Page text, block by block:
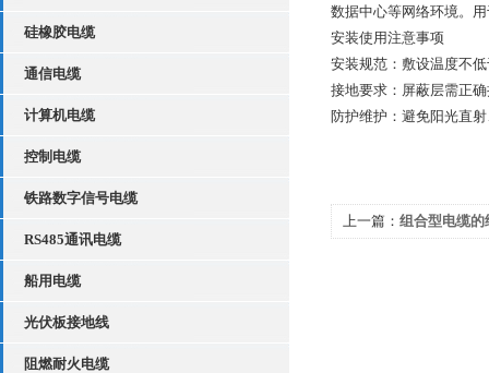
硅橡胶电缆
通信电缆
计算机电缆
控制电缆
铁路数字信号电缆
RS485通讯电缆
船用电缆
光伏板接地线
阻燃耐火电缆
数据中心等网络环境。
安装使用注意事项
安装规范：敷设温度不
接地要求：屏蔽层需正
防护维护：避免阳光直
上一篇： 组合型电缆的